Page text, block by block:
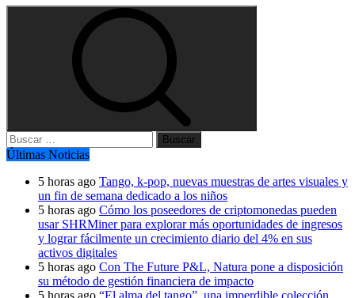
Buscar:
Últimas Noticias
5 horas ago Tango, k-pop, nuevas muestras de artes visuales y
un fin de semana dedicado a los niños
5 horas ago Cómo los poseedores de criptomonedas pueden
usar SHRMiner para explorar más oportunidades de ingresos
y lograr fácilmente un crecimiento diario del 4% en sus
activos digitales
5 horas ago Con The Future P&L, Natura pone a disposición
su método de gestión financiera de impacto
5 horas ago “El alma del tango”, una imperdible colección